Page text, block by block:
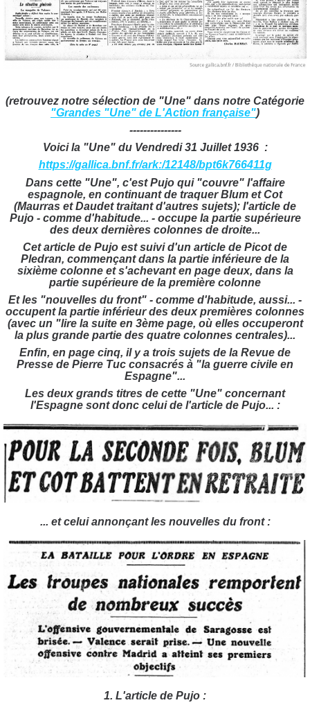
(retrouvez notre sélection de "Une" dans notre Catégorie
"Grandes "Une" de L'Action française")
---------------
Voici la "Une" du Vendredi 31 Juillet 1936 :
https://gallica.bnf.fr/ark:/12148/bpt6k766411g
Dans cette "Une", c'est Pujo qui "couvre" l'affaire
espagnole, en continuant de traquer Blum et Cot
(Maurras et Daudet traitant d'autres sujets); l'article de
Pujo - comme d'habitude... - occupe la partie supérieure
des deux dernières colonnes de droite...
Cet article de Pujo est suivi d'un article de Picot de
Pledran, commençant dans la partie inférieure de la
sixième colonne et s'achevant en page deux, dans la
partie supérieure de la première colonne
Et les "nouvelles du front" - comme d'habitude, aussi... -
occupent la partie inférieur des deux premières colonnes
(avec un "lire la suite en 3ème page, où elles occuperont
la plus grande partie des quatre colonnes centrales)...
Enfin, en page cinq, il y a trois sujets de la Revue de
Presse de Pierre Tuc consacrés à "la guerre civile en
Espagne"...
Les deux grands titres de cette "Une" concernant
l'Espagne sont donc celui de l'article de Pujo... :
... et celui annonçant les nouvelles du front :
1. L'article de Pujo :